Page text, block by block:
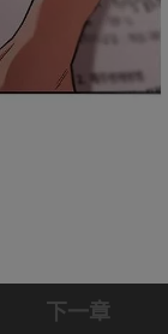
下一章